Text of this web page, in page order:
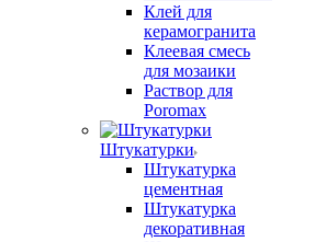
Клей для
керамогранита
Клеевая смесь
для мозаики
Раствор для
Poromax
Штукатурки
Штукатурка
цементная
Штукатурка
декоративная